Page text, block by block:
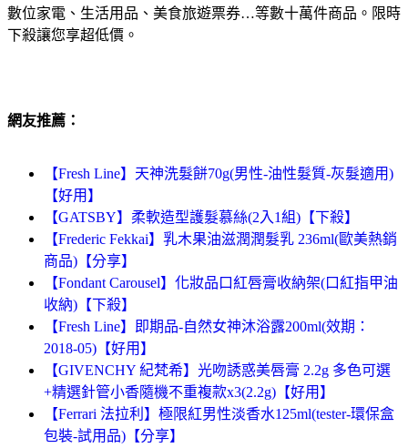
數位家電、生活用品、美食旅遊票券…等數十萬件商品。限時
下殺讓您享超低價。
網友推薦：
【Fresh Line】天神洗髮餅70g(男性-油性髮質-灰髮適用)
【好用】
【GATSBY】柔軟造型護髮慕絲(2入1組)【下殺】
【Frederic Fekkai】乳木果油滋潤潤髮乳 236ml(歐美熱銷
商品)【分享】
【Fondant Carousel】化妝品口紅唇膏收納架(口紅指甲油
收納)【下殺】
【Fresh Line】即期品-自然女神沐浴露200ml(效期：
2018-05)【好用】
【GIVENCHY 紀梵希】光吻誘惑美唇膏 2.2g 多色可選
+精選針管小香隨機不重複款x3(2.2g)【好用】
【Ferrari 法拉利】極限紅男性淡香水125ml(tester-環保盒
包裝-試用品)【分享】